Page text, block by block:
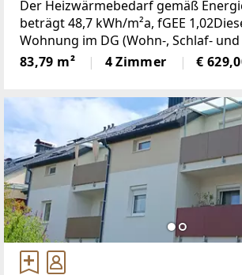
Der Heizwärmebedarf gemäß
beträgt 48,7 kWh/m²a, fGEE
Wohnung im DG (Wohn-, Schlaf- und
Kinderzimmer, Küche, Bad, WC,
Vorraum, Loogia) befindet sich in
83,79 m² 4 Zimmer €